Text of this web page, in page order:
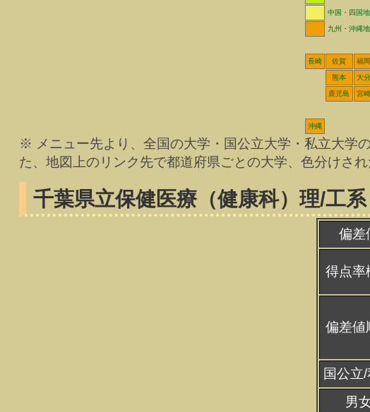
中国・四国
九州・沖縄
長崎 佐賀
福岡
熊本 大分
鹿児島 宮崎
沖縄
※ メニュー先より、全国の大学・国公立大学・私立大学
た、地図上のリンク先で都道府県ごとの大学、色分けさ
千葉県立保健医療（健康科） 理/工系
偏差
得点率
偏差値
国公立
男